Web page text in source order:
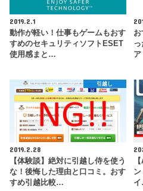
2019.2.1
動作が軽い！仕事もゲームもおす
すめのセキュリティソフトESET
使用感まと…
引越し
2019.2.28
【体験談】絶対に引越し侍を使う
な！後悔した理由と口コミ。おす
すめ引越比較…